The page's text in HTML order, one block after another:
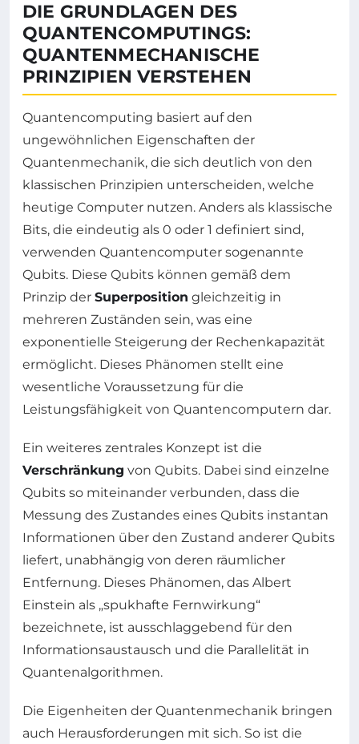
DIE GRUNDLAGEN DES
QUANTENCOMPUTINGS:
QUANTENMECHANISCHE
PRINZIPIEN VERSTEHEN
Quantencomputing basiert auf den
ungewöhnlichen Eigenschaften der
Quantenmechanik, die sich deutlich von den
klassischen Prinzipien unterscheiden, welche
heutige Computer nutzen. Anders als klassische
Bits, die eindeutig als 0 oder 1 definiert sind,
verwenden Quantencomputer sogenannte
Qubits. Diese Qubits können gemäß dem
Prinzip der Superposition gleichzeitig in
mehreren Zuständen sein, was eine
exponentielle Steigerung der Rechenkapazität
ermöglicht. Dieses Phänomen stellt eine
wesentliche Voraussetzung für die
Leistungsfähigkeit von Quantencomputern dar.
Ein weiteres zentrales Konzept ist die
Verschränkung von Qubits. Dabei sind einzelne
Qubits so miteinander verbunden, dass die
Messung des Zustandes eines Qubits instantan
Informationen über den Zustand anderer Qubits
liefert, unabhängig von deren räumlicher
Entfernung. Dieses Phänomen, das Albert
Einstein als „spukhafte Fernwirkung“
bezeichnete, ist ausschlaggebend für den
Informationsaustausch und die Parallelität in
Quantenalgorithmen.
Die Eigenheiten der Quantenmechanik bringen
auch Herausforderungen mit sich. So ist die